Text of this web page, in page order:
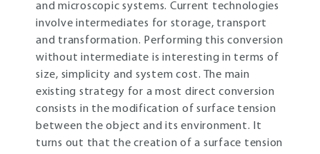
and microscopic systems. Current technologies
involve intermediates for storage, transport
and transformation. Performing this conversion
without intermediate is interesting in terms of
size, simplicity and system cost. The main
existing strategy for a most direct conversion
consists in the modification of surface tension
between the object and its environment. It
turns out that the creation of a surface tension